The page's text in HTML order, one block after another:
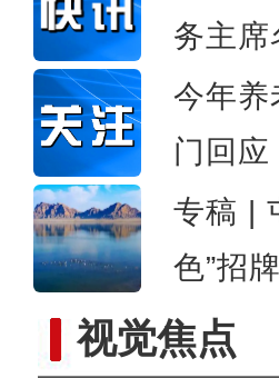
务主席
今年
门回应
专稿 |
色”招
视觉焦点逢